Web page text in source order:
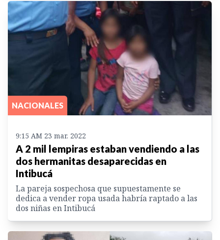
NACIONALES
9:15 AM 23 mar. 2022
A 2 mil lempiras estaban vendiendo a las
dos hermanitas desaparecidas en
Intibucá
La pareja sospechosa que supuestamente se
dedica a vender ropa usada habría raptado a las
dos niñas en Intibucá